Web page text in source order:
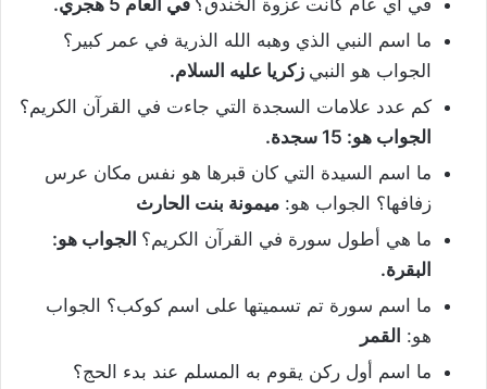
ما اسم النبي الذي وهبه الله الذرية في عمر كبير؟
الجواب هو النبي زكريا عليه السلام.
كم عدد علامات السجدة التي جاءت في القرآن الكريم؟
الجواب هو: 15 سجدة.
ما اسم السيدة التي كان قبرها هو نفس مكان عرس
زفافها؟ الجواب هو: ميمونة بنت الحارث
ما هي أطول سورة في القرآن الكريم؟ الجواب هو:
البقرة.
ما اسم سورة تم تسميتها على اسم كوكب؟ الجواب
هو: القمر
ما اسم أول ركن يقوم به المسلم عند بدء الحج؟